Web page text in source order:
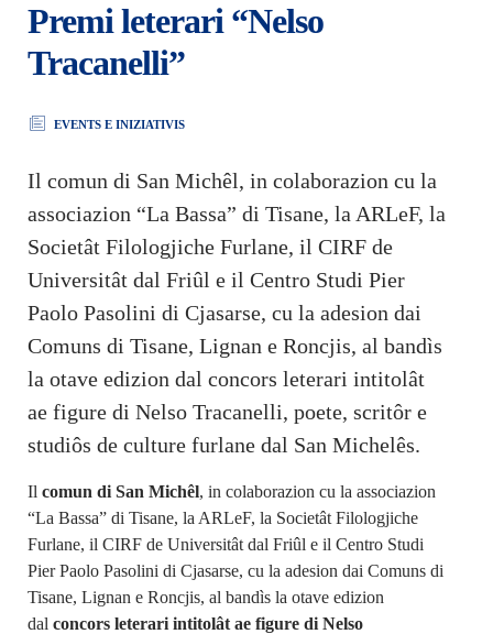
Premi leterari “Nelso
Tracanelli”
EVENTS E INIZIATIVIS
Il comun di San Michêl, in colaborazion cu la
associazion “La Bassa” di Tisane, la ARLeF, la
Societât Filologjiche Furlane, il CIRF de
Universitât dal Friûl e il Centro Studi Pier
Paolo Pasolini di Cjasarse, cu la adesion dai
Comuns di Tisane, Lignan e Roncjis, al bandìs
la otave edizion dal concors leterari intitolât
ae figure di Nelso Tracanelli, poete, scritôr e
studiôs de culture furlane dal San Michelês.
Il comun di San Michêl, in colaborazion cu la associazion
“La Bassa” di Tisane, la ARLeF, la Societât Filologjiche
Furlane, il CIRF de Universitât dal Friûl e il Centro Studi
Pier Paolo Pasolini di Cjasarse, cu la adesion dai Comuns di
Tisane, Lignan e Roncjis, al bandìs la otave edizion
dal concors leterari intitolât ae figure di Nelso